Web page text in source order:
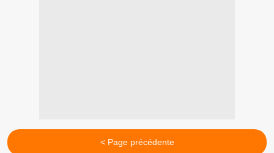
< Page précédente